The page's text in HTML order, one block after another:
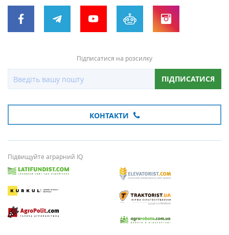
Підписатися на розсилку
ПІДПИСАТИСЯ
КОНТАКТИ
Підвищуйте аграрний IQ